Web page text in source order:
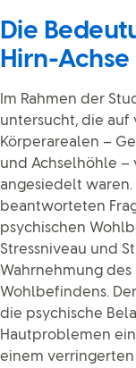
Die
Hirn-Achse
Im Rahmen der
untersucht, die auf
Körperarealen –
und Achselhöhle –
angesiedelt
beantworteten
psychischen
Stressniveau und
Wahrnehmung
Wohlbefindens.
die psychische
Hautproblemen
einem